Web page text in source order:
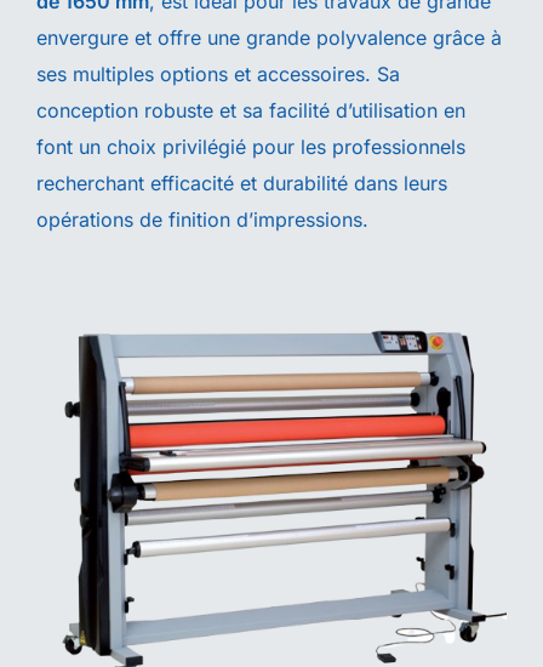
envergure et offre une grande polyvalence grâce à
ses multiples options et accessoires. Sa
conception robuste et sa facilité d’utilisation en
font un choix privilégié pour les professionnels
recherchant efficacité et durabilité dans leurs
opérations de finition d’impressions.